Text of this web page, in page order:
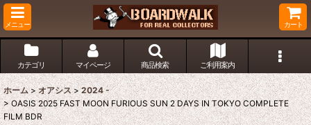
メニュー カート
カテゴリ マイページ 商品検索 ご利用案内
ホーム > オアシス > 2024 -
> OASIS 2025 FAST MOON FURIOUS SUN 2 DAYS IN TOKYO COMPLETE
FILM BDR